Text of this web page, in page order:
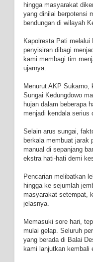
hingga masyarakat
yang dinilai berpotensi
bendungan di wilayah
Kapolresta Pati melalui
penyisiran dibagi
kami membagi tim
ujarnya.
Menurut AKP Sukarno,
Sungai Kedungdowo
hujan dalam beberapa
menjadi kendala serius
Selain arus sungai,
berkala membuat jarak
manual di sepanjang
ekstra hati-hati demi
Pencarian melibatkan
hingga ke sejumlah
masyarakat setempat,
jelasnya.
Memasuki sore hari,
mulai gelap. Seluruh
yang berada di Balai
kami lanjutkan kembali